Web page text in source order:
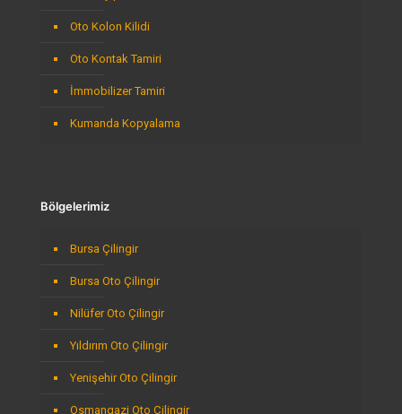
Oto Kolon Kilidi
Oto Kontak Tamiri
İmmobilizer Tamiri
Kumanda Kopyalama
Bölgelerimiz
Bursa Çilingir
Bursa Oto Çilingir
Nilüfer Oto Çilingir
Yıldırım Oto Çilingir
Yenişehir Oto Çilingir
Osmangazi Oto Çilingir